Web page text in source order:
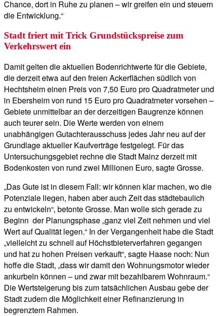
Chance, dort in Ruhe zu planen – wir greifen ein und steuern
die Entwicklung.“
Stadt friert mit Trick Grundstückspreise zum
Verkehrswert ein
Damit gelten die aktuellen Bodenrichtwerte für die Gebiete,
die derzeit etwa auf den freien Ackerflächen südlich von
Hechtsheim einen Preis von 7,50 Euro pro Quadratmeter und
in Ebersheim von rund 15 Euro pro Quadratmeter vorsehen –
Gebiete unmittelbar an der derzeitigen Baugrenze können
auch teurer sein. Die Werte werden von einem
unabhängigen Gutachterausschuss jedes Jahr neu auf der
Grundlage aktueller Kaufverträge festgelegt. Für das
Untersuchungsgebiet rechne die Stadt Mainz derzeit mit
Bodenkosten von rund zwei Millionen Euro, sagte Grosse.
„Das Gute ist in diesem Fall: wir können klar machen, wo die
Potenziale liegen, haben aber auch Zeit das städtebaulich
zu entwickeln“, betonte Grosse. Man wolle sich gerade zu
Beginn der Planungsphase „ganz viel Zeit nehmen und viel
Wert auf Qualität legen.“ In der Vergangenheit habe die Stadt
„vielleicht zu schnell auf Höchstbieterverfahren gegangen
und hat zu hohen Preisen verkauft“, sagte Haase noch: Nun
hoffe die Stadt, „dass wir damit den Wohnungsmotor wieder
ankurbeln können – und zwar mit bezahlbarem Wohnraum.“
Die Wertsteigerung bis zum tatsächlichen Ausbau gebe der
Stadt zudem die Möglichkeit einer Refinanzierung in
begrenztem Rahmen.